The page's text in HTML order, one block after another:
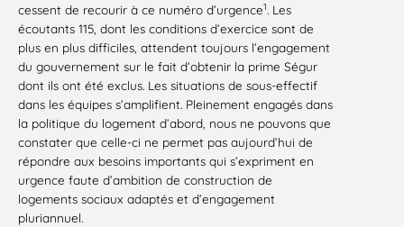
cessent de recourir à ce numéro d’urgence1. Les
écoutants 115, dont les conditions d’exercice sont de
plus en plus difficiles, attendent toujours l’engagement
du gouvernement sur le fait d’obtenir la prime Ségur
dont ils ont été exclus. Les situations de sous-effectif
dans les équipes s’amplifient. Pleinement engagés dans
la politique du logement d’abord, nous ne pouvons que
constater que celle-ci ne permet pas aujourd’hui de
répondre aux besoins importants qui s’expriment en
urgence faute d’ambition de construction de
logements sociaux adaptés et d’engagement
pluriannuel.